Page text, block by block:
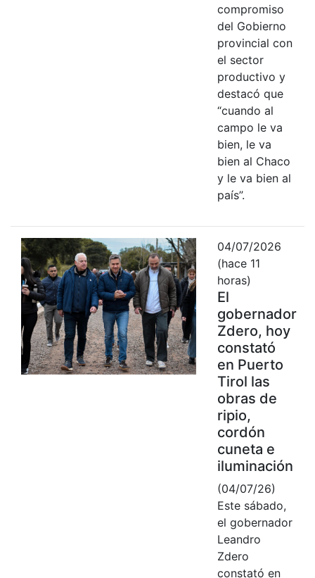
compromiso
del Gobierno
provincial con
el sector
productivo y
destacó que
“cuando al
campo le va
bien, le va
bien al Chaco
y le va bien al
país”.
04/07/2026
(hace 11
horas)
El
gobernador
Zdero, hoy
constató
en Puerto
Tirol las
obras de
ripio,
cordón
cuneta e
iluminación
(04/07/26)
Este sábado,
el gobernador
Leandro
Zdero
constató en